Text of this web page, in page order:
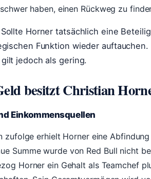
schwer haben, einen Rückweg zu
Horner tatsächlich eine
Funktion wieder
jedoch als gering.
besitzt Christian
Einkommensquellen
zufolge erhielt Horner eine
Summe wurde von Red Bull nicht
Horner ein Gehalt als Teamchef